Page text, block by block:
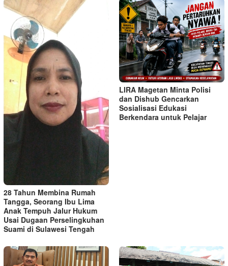
28 Tahun Membina Rumah
Tangga, Seorang Ibu Lima
Anak Tempuh Jalur Hukum
Usai Dugaan Perselingkuhan
Suami di Sulawesi Tengah
LIRA Magetan Minta Polisi
dan Dishub Gencarkan
Sosialisasi Edukasi
Berkendara untuk Pelajar